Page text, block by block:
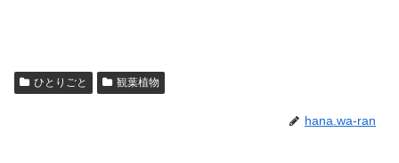
ひとりごと 観葉植物
hana.wa-ran